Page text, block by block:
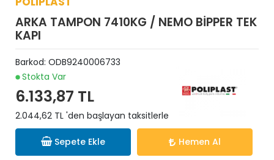
ARKA TAMPON 7410KG / NEMO BİPPER TEK
KAPI
Barkod: ODB9240006733
Stokta Var
6.133,87 TL
2.044,62 TL 'den başlayan taksitlerle
Sepete Ekle Hemen Al